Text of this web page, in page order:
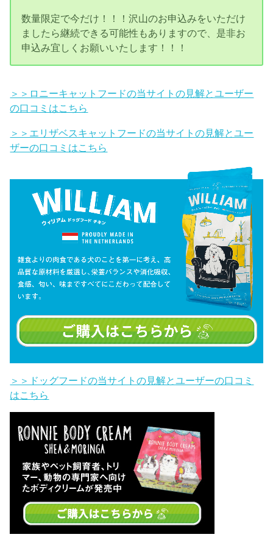
数量限定で今だけ！！！沢山のお申込みをいただけ
ましたら継続できる可能性もありますので、是非お
申込み宜しくお願いいたします！！！
＞＞ロニーキャットフードの当サイトの見解とユーザー
の口コミはこちら
＞＞エリザベスキャットフードの当サイトの見解とユー
ザーの口コミはこちら
＞＞ドッグフードの当サイトの見解とユーザーの口コミ
はこちら